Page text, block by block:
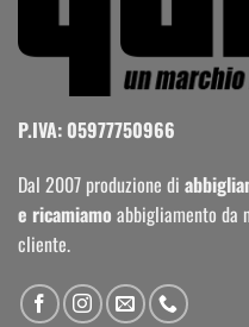
P.IVA: 05977750966
Dal 2007 produzione di
e ricamiamo abbigliamento
cliente.